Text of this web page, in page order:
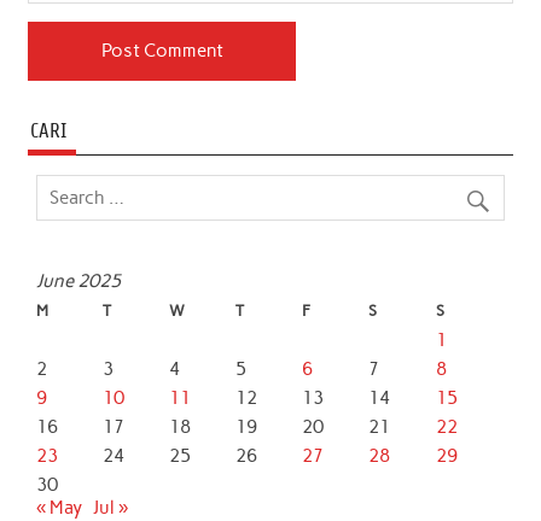
CARI
June 2025
M T W T F S S
1
2
3 4 5 6 7
8
9
10 11 12 13 14
15
16
17 18 19 20 21
22
23
24 25 26 27 28
29
30
« May Jul »